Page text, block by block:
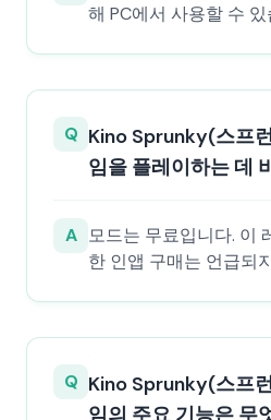
해 PC에서 사용할 수 있
Q Kino Sprunky(스프
임을 플레이하는 데
A 모드는 무료입니다. 이
한 인앱 구매는 언급되
Q Kino Sprunky(스프
임의 주요 기능은 무